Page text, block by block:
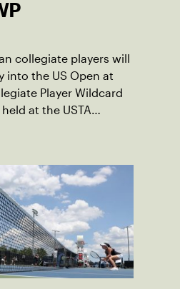
collegiate players will
into the US Open at
Player Wildcard
at the USTA